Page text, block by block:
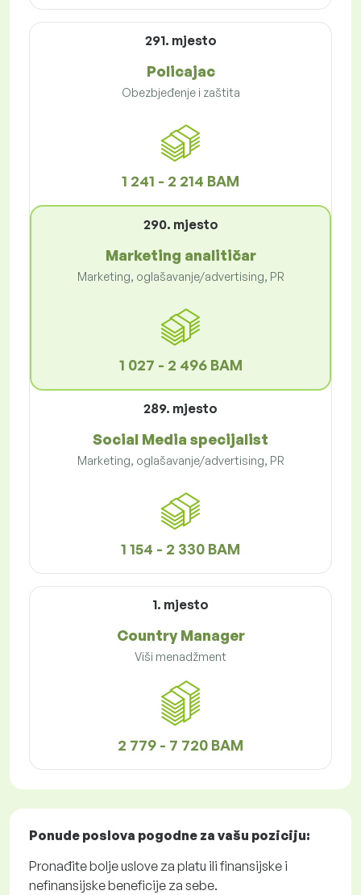
291. mjesto
Policajac
Obezbjeđenje i zaštita
1 241 - 2 214 BAM
290. mjesto
Marketing analitičar
Marketing, oglašavanje/advertising, PR
1 027 - 2 496 BAM
289. mjesto
Social Media specijalist
Marketing, oglašavanje/advertising, PR
1 154 - 2 330 BAM
1. mjesto
Country Manager
Viši menadžment
2 779 - 7 720 BAM
Ponude poslova pogodne za vašu poziciju:
Pronađite bolje uslove za platu ili finansijske i
nefinansijske beneficije za sebe.